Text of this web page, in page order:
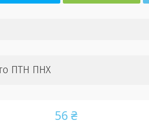
ПТН ПНХ
56 ₴